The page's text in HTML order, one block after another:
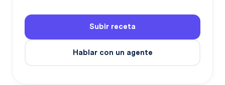
Subir receta
Hablar con un agente